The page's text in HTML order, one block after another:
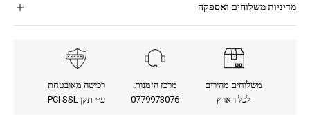
מדיניות משלוחים ואספקה
משלוחים מהירים
לכל הארץ
מרכז הזמנות:
0779973076
רכישה מאובטחת
ע״י תקן PCI SSL